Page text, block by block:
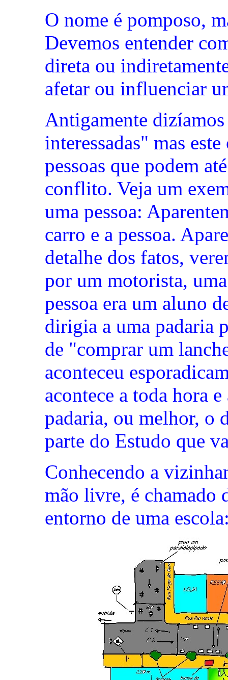
O nome é pomposo,
Devemos entender
direta ou
afetar ou influenciar
Antigamente
interessadas" mas
pessoas que podem
conflito. Veja um
uma pessoa:
carro e a pessoa.
detalhe dos fatos,
por um motorista,
pessoa era um aluno
dirigia a uma padaria
de "comprar um
aconteceu
acontece a toda hora
padaria, ou melhor, o
parte do Estudo que
Conhecendo a
mão livre, é chamado
entorno de uma